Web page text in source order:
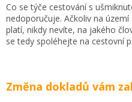
Co se týče cestování s
nedoporučuje. Ačkoliv na
platí, nikdy nevíte, na jakého
se tedy spoléhejte na cestovní
Změna dokladů vám